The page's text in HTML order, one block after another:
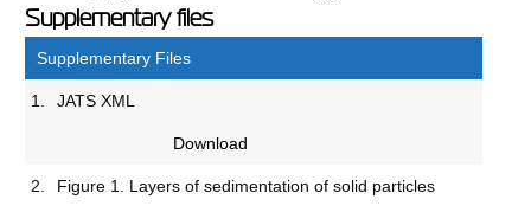
Supplementary files
Supplementary Files
1. JATS XML
Download
2. Figure 1. Layers of sedimentation of solid particles